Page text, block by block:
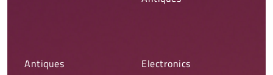
Antiques
Electronics